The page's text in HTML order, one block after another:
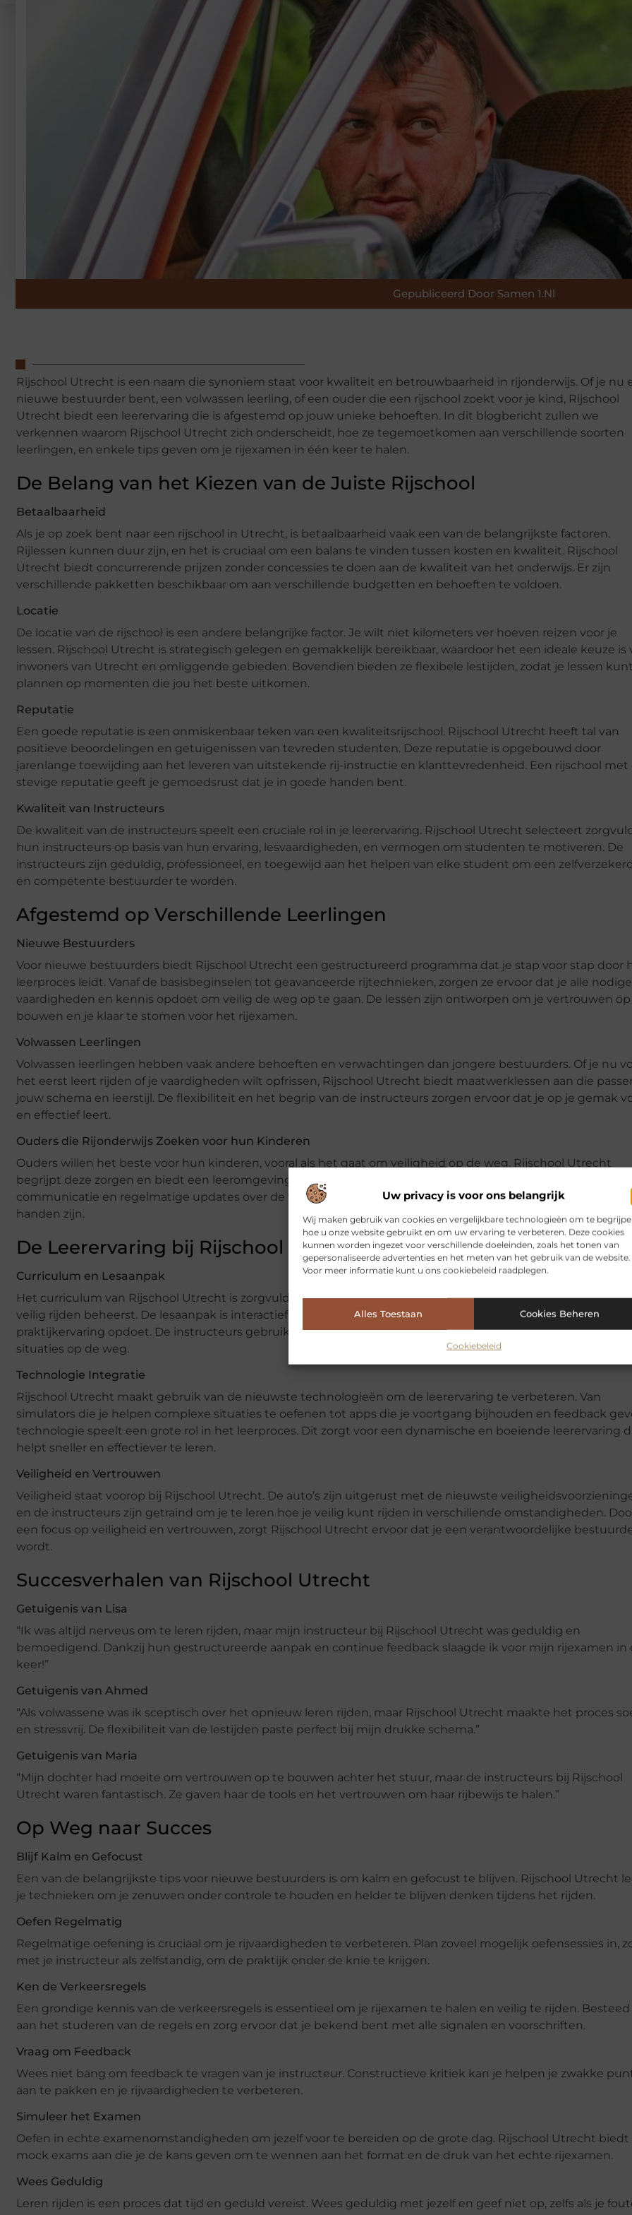
Uw privacy is voor ons belangrijk
Wij maken gebruik van cookies en vergelijkbare technologieën om te
hoe u onze website gebruikt en om uw ervaring te verbeteren. Deze cookies
kunnen worden ingezet voor verschillende doeleinden, zoals het tonen van
gepersonaliseerde advertenties en het meten van het gebruik van de website.
Voor meer informatie kunt u ons cookiebeleid raadplegen.
Alles Toestaan Cookies Beheren
Cookiebeleid
Gepubliceerd Door Samen 1.nl
Rijschool Utrecht is een naam die synoniem staat voor kwaliteit en betrouwbaarheid in rijonderwijs. Of je nu
nieuwe bestuurder bent, een volwassen leerling, of een ouder die een rijschool zoekt voor je kind, Rijschool
Utrecht biedt een leerervaring die is afgestemd op jouw unieke behoeften. In dit blogbericht zullen we
verkennen waarom Rijschool Utrecht zich onderscheidt, hoe ze tegemoetkomen aan verschillende soorten
leerlingen, en enkele tips geven om je rijexamen in één keer te halen.
De Belang van het Kiezen van de Juiste Rijschool
Betaalbaarheid
Als je op zoek bent naar een rijschool in Utrecht, is betaalbaarheid vaak een van de belangrijkste factoren.
Rijlessen kunnen duur zijn, en het is cruciaal om een balans te vinden tussen kosten en kwaliteit. Rijschool
Utrecht biedt concurrerende prijzen zonder concessies te doen aan de kwaliteit van het onderwijs. Er zijn
verschillende pakketten beschikbaar om aan verschillende budgetten en behoeften te voldoen.
Locatie
De locatie van de rijschool is een andere belangrijke factor. Je wilt niet kilometers ver hoeven reizen voor je
lessen. Rijschool Utrecht is strategisch gelegen en gemakkelijk bereikbaar, waardoor het een ideale keuze is
inwoners van Utrecht en omliggende gebieden. Bovendien bieden ze flexibele lestijden, zodat je lessen kunt
plannen op momenten die jou het beste uitkomen.
Reputatie
Een goede reputatie is een onmiskenbaar teken van een kwaliteitsrijschool. Rijschool Utrecht heeft tal van
positieve beoordelingen en getuigenissen van tevreden studenten. Deze reputatie is opgebouwd door
jarenlange toewijding aan het leveren van uitstekende rij-instructie en klanttevredenheid. Een rijschool met
stevige reputatie geeft je gemoedsrust dat je in goede handen bent.
Kwaliteit van Instructeurs
De kwaliteit van de instructeurs speelt een cruciale rol in je leerervaring. Rijschool Utrecht selecteert
hun instructeurs op basis van hun ervaring, lesvaardigheden, en vermogen om studenten te motiveren. De
instructeurs zijn geduldig, professioneel, en toegewijd aan het helpen van elke student om een
en competente bestuurder te worden.
Afgestemd op Verschillende Leerlingen
Nieuwe Bestuurders
Voor nieuwe bestuurders biedt Rijschool Utrecht een gestructureerd programma dat je stap voor stap door
leerproces leidt. Vanaf de basisbeginselen tot geavanceerde rijtechnieken, zorgen ze ervoor dat je alle nodige
vaardigheden en kennis opdoet om veilig de weg op te gaan. De lessen zijn ontworpen om je vertrouwen
bouwen en je klaar te stomen voor het rijexamen.
Volwassen Leerlingen
Volwassen leerlingen hebben vaak andere behoeften en verwachtingen dan jongere bestuurders. Of je nu
het eerst leert rijden of je vaardigheden wilt opfrissen, Rijschool Utrecht biedt maatwerklessen aan die
jouw schema en leerstijl. De flexibiliteit en het begrip van de instructeurs zorgen ervoor dat je op je gemak
en effectief leert.
Ouders die Rijonderwijs Zoeken voor hun Kinderen
Ouders willen het beste voor hun kinderen, vooral als het gaat om veiligheid op de weg. Rijschool Utrecht
begrijpt deze zorgen en biedt een leeromgeving die zowel ondersteunend als uitdagend is. Met duidelijke
communicatie en regelmatige updates over de voortgang van je kind, kun je erop vertrouwen dat ze in
handen zijn.
De Leerervaring bij Rijschool Utrecht
Curriculum en Lesaanpak
Het curriculum van Rijschool Utrecht is zorgvuldig samengesteld om ervoor te zorgen dat je alle aspecten
veilig rijden beheerst. De lesaanpak is interactief en praktijkgericht, waardoor je niet alleen theorie leert maar
praktijkervaring opdoet. De instructeurs gebruiken real-life scenario’s om je voor te bereiden op
situaties op de weg.
Technologie Integratie
Rijschool Utrecht maakt gebruik van de nieuwste technologieën om de leerervaring te verbeteren. Van
simulators die je helpen complexe situaties te oefenen tot apps die je voortgang bijhouden en feedback
technologie speelt een grote rol in het leerproces. Dit zorgt voor een dynamische en boeiende leerervaring
helpt sneller en effectiever te leren.
Veiligheid en Vertrouwen
Veiligheid staat voorop bij Rijschool Utrecht. De auto’s zijn uitgerust met de nieuwste
en de instructeurs zijn getraind om je te leren hoe je veilig kunt rijden in verschillende omstandigheden.
een focus op veiligheid en vertrouwen, zorgt Rijschool Utrecht ervoor dat je een verantwoordelijke
wordt.
Succesverhalen van Rijschool Utrecht
Getuigenis van Lisa
“Ik was altijd nerveus om te leren rijden, maar mijn instructeur bij Rijschool Utrecht was geduldig en
bemoedigend. Dankzij hun gestructureerde aanpak en continue feedback slaagde ik voor mijn rijexamen in
keer!”
Getuigenis van Ahmed
“Als volwassene was ik sceptisch over het opnieuw leren rijden, maar Rijschool Utrecht maakte het proces
en stressvrij. De flexibiliteit van de lestijden paste perfect bij mijn drukke schema.”
Getuigenis van Maria
“Mijn dochter had moeite om vertrouwen op te bouwen achter het stuur, maar de instructeurs bij Rijschool
Utrecht waren fantastisch. Ze gaven haar de tools en het vertrouwen om haar rijbewijs te halen.”
Op Weg naar Succes
Blijf Kalm en Gefocust
Een van de belangrijkste tips voor nieuwe bestuurders is om kalm en gefocust te blijven. Rijschool Utrecht
je technieken om je zenuwen onder controle te houden en helder te blijven denken tijdens het rijden.
Oefen Regelmatig
Regelmatige oefening is cruciaal om je rijvaardigheden te verbeteren. Plan zoveel mogelijk oefensessies in,
met je instructeur als zelfstandig, om de praktijk onder de knie te krijgen.
Ken de Verkeersregels
Een grondige kennis van de verkeersregels is essentieel om je rijexamen te halen en veilig te rijden. Besteed
aan het studeren van de regels en zorg ervoor dat je bekend bent met alle signalen en voorschriften.
Vraag om Feedback
Wees niet bang om feedback te vragen van je instructeur. Constructieve kritiek kan je helpen je zwakke
aan te pakken en je rijvaardigheden te verbeteren.
Simuleer het Examen
Oefen in echte examenomstandigheden om jezelf voor te bereiden op de grote dag. Rijschool Utrecht biedt
mock exams aan die je de kans geven om te wennen aan het format en de druk van het echte rijexamen.
Wees Geduldig
Leren rijden is een proces dat tijd en geduld vereist. Wees geduldig met jezelf en geef niet op, zelfs als je